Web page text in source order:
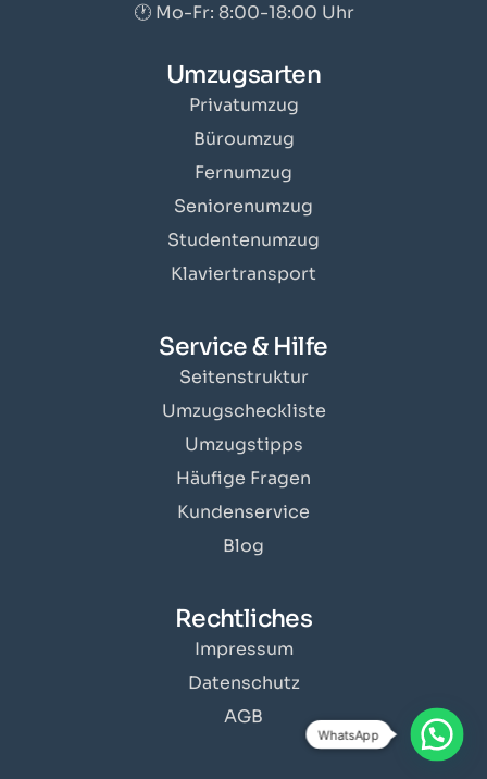
🕐 Mo-Fr: 8:00-18:00 Uhr
Umzugsarten
Privatumzug
Büroumzug
Fernumzug
Seniorenumzug
Studentenumzug
Klaviertransport
Service & Hilfe
Seitenstruktur
Umzugscheckliste
Umzugstipps
Häufige Fragen
Kundenservice
Blog
Rechtliches
Impressum
Datenschutz
AGB
WhatsApp